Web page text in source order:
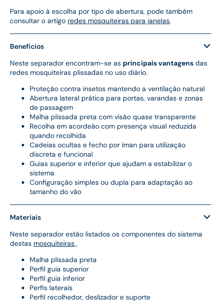
Para apoio à escolha por tipo de abertura, pode também
consultar o artigo redes mosquiteiras para janelas.
Benefícios
Neste separador encontram-se as principais vantagens das
redes mosquiteiras plissadas no uso diário.
Proteção contra insetos mantendo a ventilação natural
Abertura lateral prática para portas, varandas e zonas
de passagem
Malha plissada preta com visão quase transparente
Recolha em acordeão com presença visual reduzida
quando recolhida
Cadeias ocultas e fecho por íman para utilização
discreta e funcional
Guias superior e inferior que ajudam a estabilizar o
sistema
Configuração simples ou dupla para adaptação ao
tamanho do vão
Materiais
Neste separador estão listados os componentes do sistema
destas mosquiteiras .
Malha plissada preta
Perfil guia superior
Perfil guia inferior
Perfis laterais
Perfil recolhedor, deslizador e suporte